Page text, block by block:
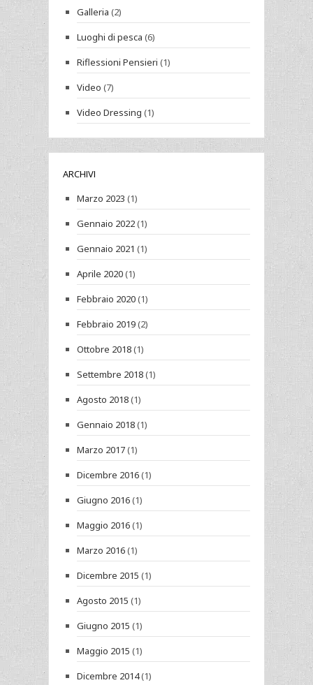
Galleria (2)
Luoghi di pesca (6)
Riflessioni Pensieri (1)
Video (7)
Video Dressing (1)
ARCHIVI
Marzo 2023 (1)
Gennaio 2022(1)
Gennaio 2021 (1)
Aprile 2020(1)
Febbraio 2020(1)
Febbraio 2019(2)
Ottobre 2018(1)
Settembre 2018(1)
Agosto 2018(1)
Gennaio 2018(1)
Marzo 2017(1)
Dicembre 2016(1)
Giugno 2016(1)
Maggio 2016(1)
Marzo 2016(1)
Dicembre 2015 (1)
Agosto 2015 (1)
Giugno 2015 (1)
Maggio 2015 (1)
Dicembre 2014(1)